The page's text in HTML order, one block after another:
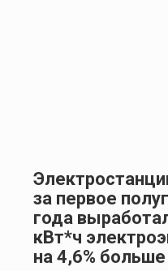
за первое
года
кВт*ч
на 4,6%